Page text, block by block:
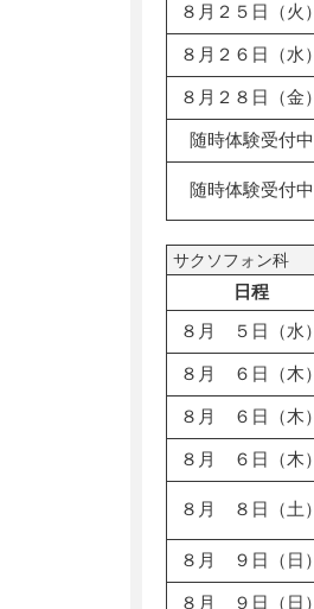
８月２５日（火）
８月２６日（水）
８月２８日（金）
随時体験受付中
随時体験受付中
サクソフォン科
日程
８月 ５日（水）
８月 ６日（木）
８月 ６日（木）
８月 ６日（木）
８月 ８日（土）
８月 ９日（日）
８月 ９日（日）